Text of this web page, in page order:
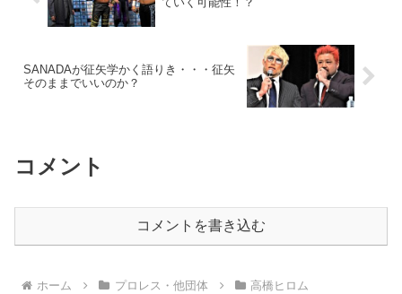
SANADAが征矢学かく語りき・・・征矢
そのままでいいのか？
コメント
コメントを書き込む
ホーム プロレス・他団体 高橋ヒロム